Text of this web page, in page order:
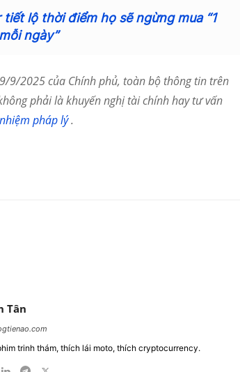
lộ thời điểm họ sẽ ngừng mua “1
ngày”
9/2025 của Chính phủ, toàn bộ thông tin trên
phải là khuyến nghị tài chính hay tư vấn
pháp lý.
Tân
trinh thám, thích lái moto, thích cryptocurrency.